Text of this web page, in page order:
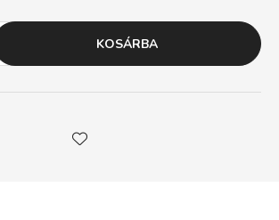
KOSÁRBA